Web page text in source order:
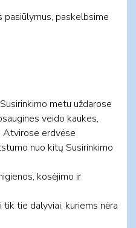
pasiūlymus, paskelbsime
metu uždarose
veido kaukes,
Atvirose erdvėse
nuo kitų Susirinkimo
kosėjimo ir
tie dalyviai, kuriems nėra